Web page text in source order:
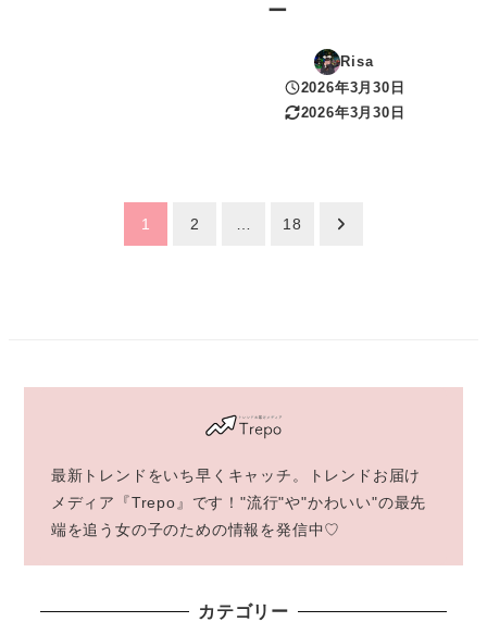
ー
Risa
投稿日
2026年3月30日
更新日
2026年3月30日
送
り
1 2 … 18
最新トレンドをいち早くキャッチ。トレンドお届け
メディア『Trepo』です！"流行"や"かわいい"の最先
端を追う女の子のための情報を発信中♡
カテゴリー